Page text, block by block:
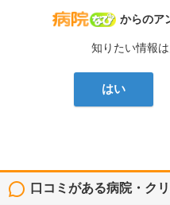
病院なび
からのア
知りたい情報
はい
口コミがある病院・ク